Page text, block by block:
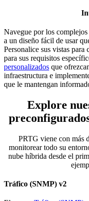
Navegue por los
a un diseño fácil de usar
Personalice sus vistas para
para sus requisitos
personalizados que
infraestructura e
que le mantengan
Explore
PRTG viene con más
monitorear todo su
nube híbrida desde el
Tráfico (SNMP) v2